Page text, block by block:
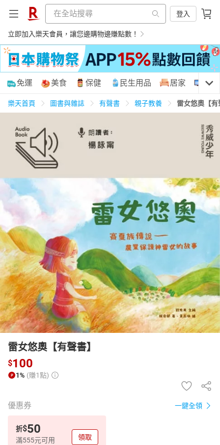
登入
立即加入樂天會員，讓您邊購物邊賺點數！
購物網分類
天天免運 美食蛋糕 民生用品
女裝 化妝保養 情趣用品
日本購物 電子/紙本書
免運 美食 保健 民生用品 居家 3C
樂天首頁 圖書與雜誌 有聲書 親子教養 雷女悠奧【有
雷女悠奧【有聲書】
$100
1% (賺1點)
優惠券 一鍵全領
折$50
滿555元可用 領取